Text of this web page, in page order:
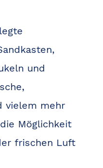
und
vielem mehr
Möglichkeit
frischen Luft